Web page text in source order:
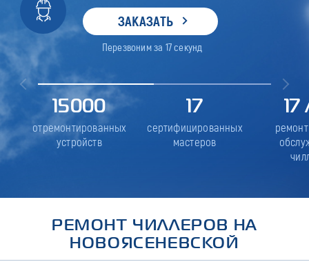
ЗАКАЗАТЬ
Перезвоним за 17секунд
15000
отремонтированных
устройств
17
сертифицированных
мастеров
17
РЕМОНТ ЧИЛЛЕРОВ НА
НОВОЯСЕНЕВСКОЙ